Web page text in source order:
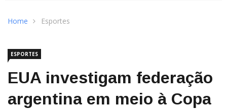
Home Esportes
ESPORTES
EUA investigam federação
argentina em meio à Copa